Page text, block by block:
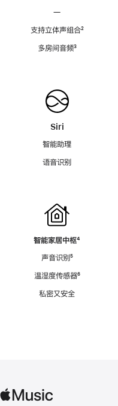
—
支持立体声组合脚
²
多房间音频脚
³
Siri
智能助理
语音识别
智能家居中枢脚
⁴
声音识别脚
⁵
温湿度传感器脚
⁶
私密又安全